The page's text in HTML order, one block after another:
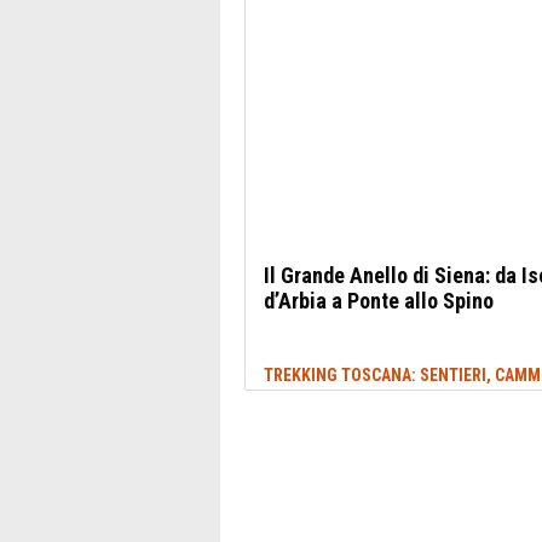
Il Grande Anello di Siena: da
d’Arbia a Ponte allo Spino